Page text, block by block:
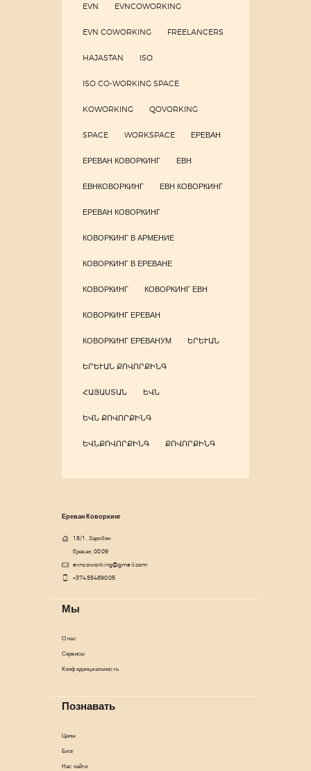
EVN EVNCOWORKING
EVN COWORKING FREELANCERS
HAJASTAN ISO
ISO CO-WORKING SPACE
KOWORKING QOVORKING
SPACE WORKSPACE ЕРЕВАН
ЕРЕВАН КОВОРКИНГ ЕВН
ЕВНКОВОРКИНГ ЕВН КОВОРКИНГ
ЕРЕВАН КОВОРКИНГ
КОВОРКИНГ В АРМЕНИЕ
КОВОРКИНГ В ЕРЕВАНЕ
КОВОРКИНГ КОВОРКИНГ ЕВН
КОВОРКИНГ ЕРЕВАН
КОВОРКИНГ ЕРЕВАНУМ ԵՐԵՒԱՆ
ԵՐԵՒԱՆ ՔՈՎՈՐՔԻՆԳ
ՀԱՅԱՍՏԱՆ ԵՎՆ
ԵՎՆ ՔՈՎՈՐՔԻՆԳ
ԵՎՆՔՈՎՈՐՔԻՆԳ ՔՈՎՈՐՔԻՆԳ
Ереван Коворкинг
18/1, Заробян
Ереван, 0009
evncoworking@gmail.com
+37455489005
Мы
О нас
Сервисы
Конфиденциальность
Познавать
Цены
Блог
Нас найти